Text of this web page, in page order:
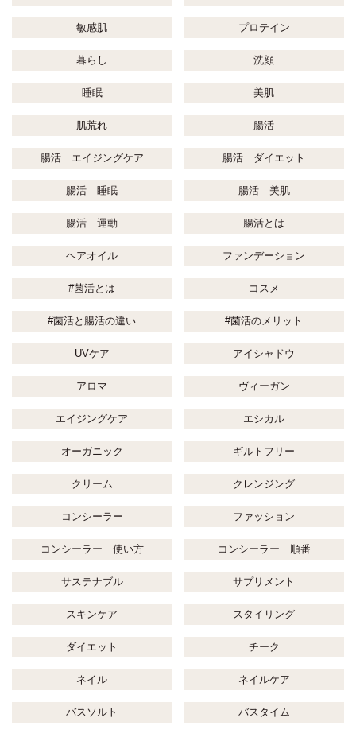
敏感肌 プロテイン
暮らし 洗顔
睡眠 美肌
肌荒れ 腸活
腸活 エイジングケア 腸活 ダイエット
腸活 睡眠 腸活 美肌
腸活 運動 腸活とは
ヘアオイル ファンデーション
#菌活とは コスメ
#菌活と腸活の違い #菌活のメリット
UVケア アイシャドウ
アロマ ヴィーガン
エイジングケア エシカル
オーガニック ギルトフリー
クリーム クレンジング
コンシーラー ファッション
コンシーラー 使い方 コンシーラー 順番
サステナブル サプリメント
スキンケア スタイリング
ダイエット チーク
ネイル ネイルケア
バスソルト バスタイム